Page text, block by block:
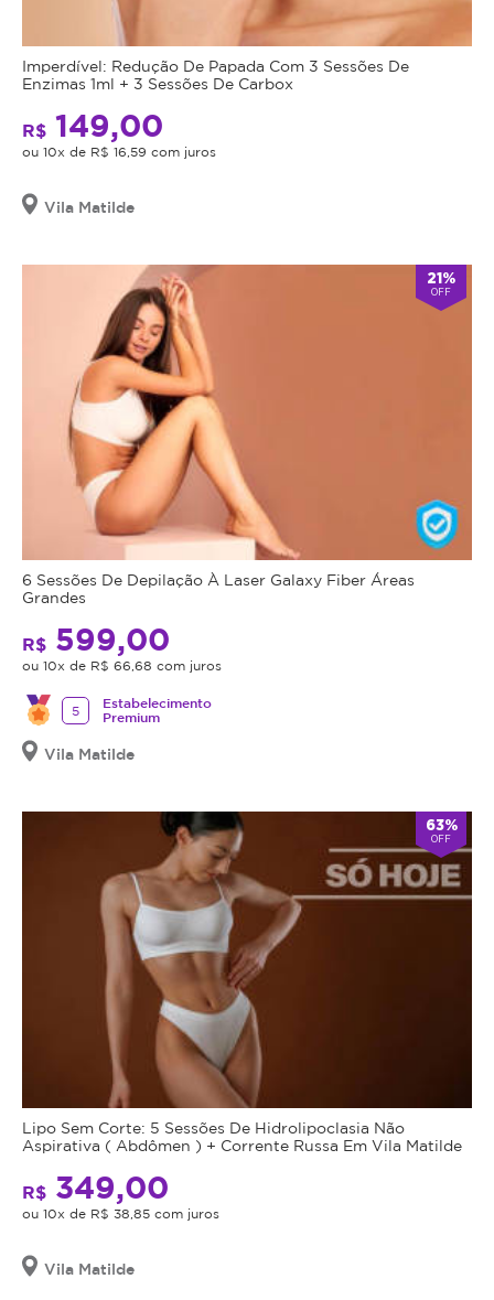
Imperdível: Redução De Papada Com 3 Sessões De
Enzimas 1ml + 3 Sessões De Carbox
R$ 149,00
ou 10x de R$ 16,59 com juros
Vila Matilde
21%
OFF
6 Sessões De Depilação À Laser Galaxy Fiber Áreas
Grandes
R$ 599,00
ou 10x de R$ 66,68 com juros
5
Estabelecimento
Premium
Vila Matilde
63%
OFF
Lipo Sem Corte: 5 Sessões De Hidrolipoclasia Não
Aspirativa ( Abdômen ) + Corrente Russa Em Vila Matilde
R$ 349,00
ou 10x de R$ 38,85 com juros
Vila Matilde